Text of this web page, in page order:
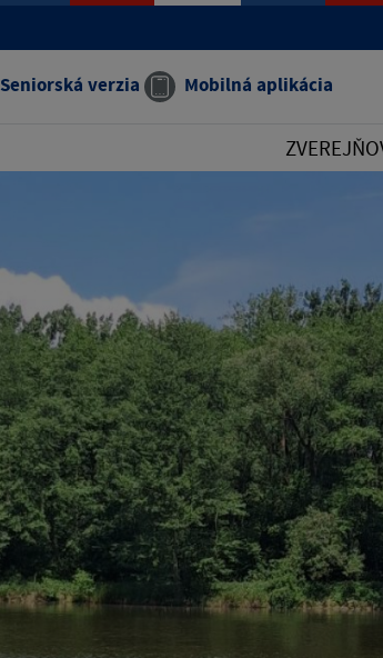
Seniorská verzia Mobilná aplikácia